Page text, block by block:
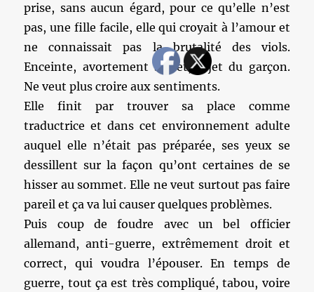
prise, sans aucun égard, pour ce qu’elle n’est
pas, une fille facile, elle qui croyait à l’amour et
ne connaissait pas la brutalité des viols.
Enceinte, avortement secret, rejet du garçon.
Ne veut plus croire aux sentiments.
Elle finit par trouver sa place comme
traductrice et dans cet environnement adulte
auquel elle n’était pas préparée, ses yeux se
dessillent sur la façon qu’ont certaines de se
hisser au sommet. Elle ne veut surtout pas faire
pareil et ça va lui causer quelques problèmes.
Puis coup de foudre avec un bel officier
allemand, anti-guerre, extrêmement droit et
correct, qui voudra l’épouser. En temps de
guerre, tout ça est très compliqué, tabou, voire